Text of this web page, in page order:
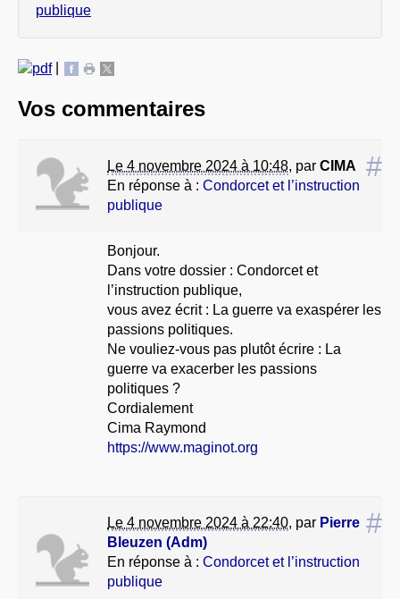
publique
|
Vos commentaires
#
Le 4 novembre 2024 à 10:48, par CIMA
En réponse à : Condorcet et l’instruction
publique
Bonjour.
Dans votre dossier : Condorcet et
l’instruction publique,
vous avez écrit : La guerre va exaspérer les
passions politiques.
Ne vouliez-vous pas plutôt écrire : La
guerre va exacerber les passions
politiques ?
Cordialement
Cima Raymond
https://www.maginot.org
#
Le 4 novembre 2024 à 22:40, par Pierre
Bleuzen (Adm)
En réponse à : Condorcet et l’instruction
publique